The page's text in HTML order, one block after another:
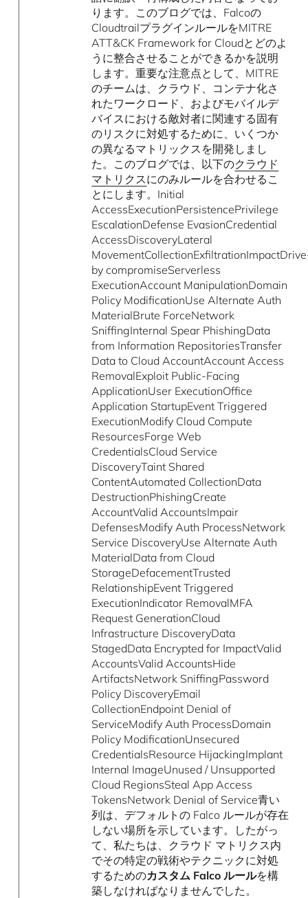
ります。このブログでは、Falcoの
CloudtrailプラグインルールをMITRE
ATT&CK Framework for Cloudとどのよ
うに整合させることができるかを説明
します。重要な注意点として、MITRE
のチームは、クラウド、コンテナ化さ
れたワークロード、およびモバイルデ
バイスにおける敵対者に関連する固有
のリスクに対処するために、いくつか
の異なるマトリックスを開発しまし
た。このブログでは、以下のクラウド
マトリクスにのみルールを合わせるこ
とにします。Initial
AccessExecutionPersistencePrivilege
EscalationDefense EvasionCredential
AccessDiscoveryLateral
by compromiseServerless
ExecutionAccount ManipulationDomain
Policy ModificationUse Alternate Auth
MaterialBrute ForceNetwork
SniffingInternal Spear PhishingData
from Information RepositoriesTransfer
Data to Cloud AccountAccount Access
RemovalExploit Public-Facing
ApplicationUser ExecutionOffice
Application StartupEvent Triggered
ExecutionModify Cloud Compute
ResourcesForge Web
CredentialsCloud Service
DiscoveryTaint Shared
ContentAutomated CollectionData
DestructionPhishingCreate
AccountValid AccountsImpair
DefensesModify Auth ProcessNetwork
Service DiscoveryUse Alternate Auth
MaterialData from Cloud
StorageDefacementTrusted
RelationshipEvent Triggered
ExecutionIndicator RemovalMFA
Request GenerationCloud
Infrastructure DiscoveryData
StagedData Encrypted for ImpactValid
AccountsValid AccountsHide
ArtifactsNetwork SniffingPassword
Policy DiscoveryEmail
CollectionEndpoint Denial of
ServiceModify Auth ProcessDomain
Policy ModificationUnsecured
CredentialsResource HijackingImplant
Internal ImageUnused / Unsupported
Cloud RegionsSteal App Access
TokensNetwork Denial of Service青い
列は、デフォルトの Falco ルールが存在
しない場所を示しています。したがっ
て、私たちは、クラウド マトリクス内
でその特定の戦術やテクニックに対処
するためのカスタム Falco ルールを構
築しなければなりませんでした。